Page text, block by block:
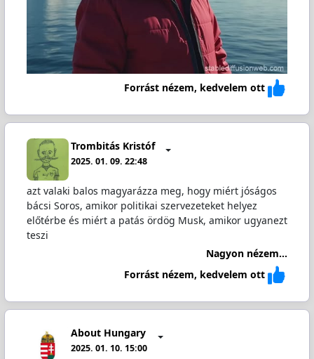
Forrást nézem, kedvelem ott
Trombitás Kristóf
2025. 01. 09. 22:48
azt valaki balos magyarázza meg, hogy miért jóságos
bácsi Soros, amikor politikai szervezeteket helyez
előtérbe és miért a patás ördög Musk, amikor ugyanezt
teszi
Nagyon nézem...
Forrást nézem, kedvelem ott
About Hungary
2025. 01. 10. 15:00